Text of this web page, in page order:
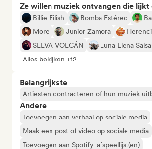
Ze willen muziek ontvangen die lijkt
Billie Eilish Bomba Estéreo
More
Junior Zamora
SELVA VOLCÁN
Luna Llena
Alles bekijken +12
Belangrijkste
Artiesten contracteren of hun muziek
Andere
Toevoegen aan verhaal op sociale media
Maak een post of video op sociale media
Toevoegen aan Spotify-afspeellijst(en)